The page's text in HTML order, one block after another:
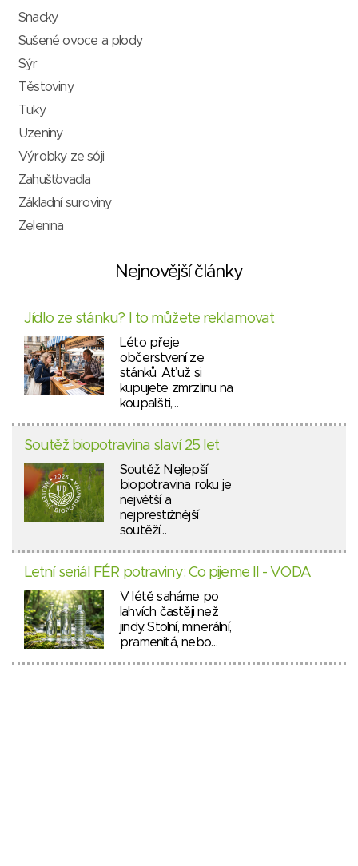
Snacky
Sušené ovoce a plody
Sýr
Těstoviny
Tuky
Uzeniny
Výrobky ze sóji
Zahušťovadla
Základní suroviny
Zelenina
Nejnovější články
Jídlo ze stánku? I to můžete reklamovat
Léto přeje
občerstvení ze
stánků. Ať už si
kupujete zmrzlinu na
koupališti,…
Soutěž biopotravina slaví 25 let
Soutěž Nejlepší
biopotravina roku je
největší a
nejprestižnější
soutěží…
Letní seriál FÉR potraviny: Co pijeme II - VODA
V létě saháme po
lahvích častěji než
jindy. Stolní, minerální,
pramenitá, nebo…